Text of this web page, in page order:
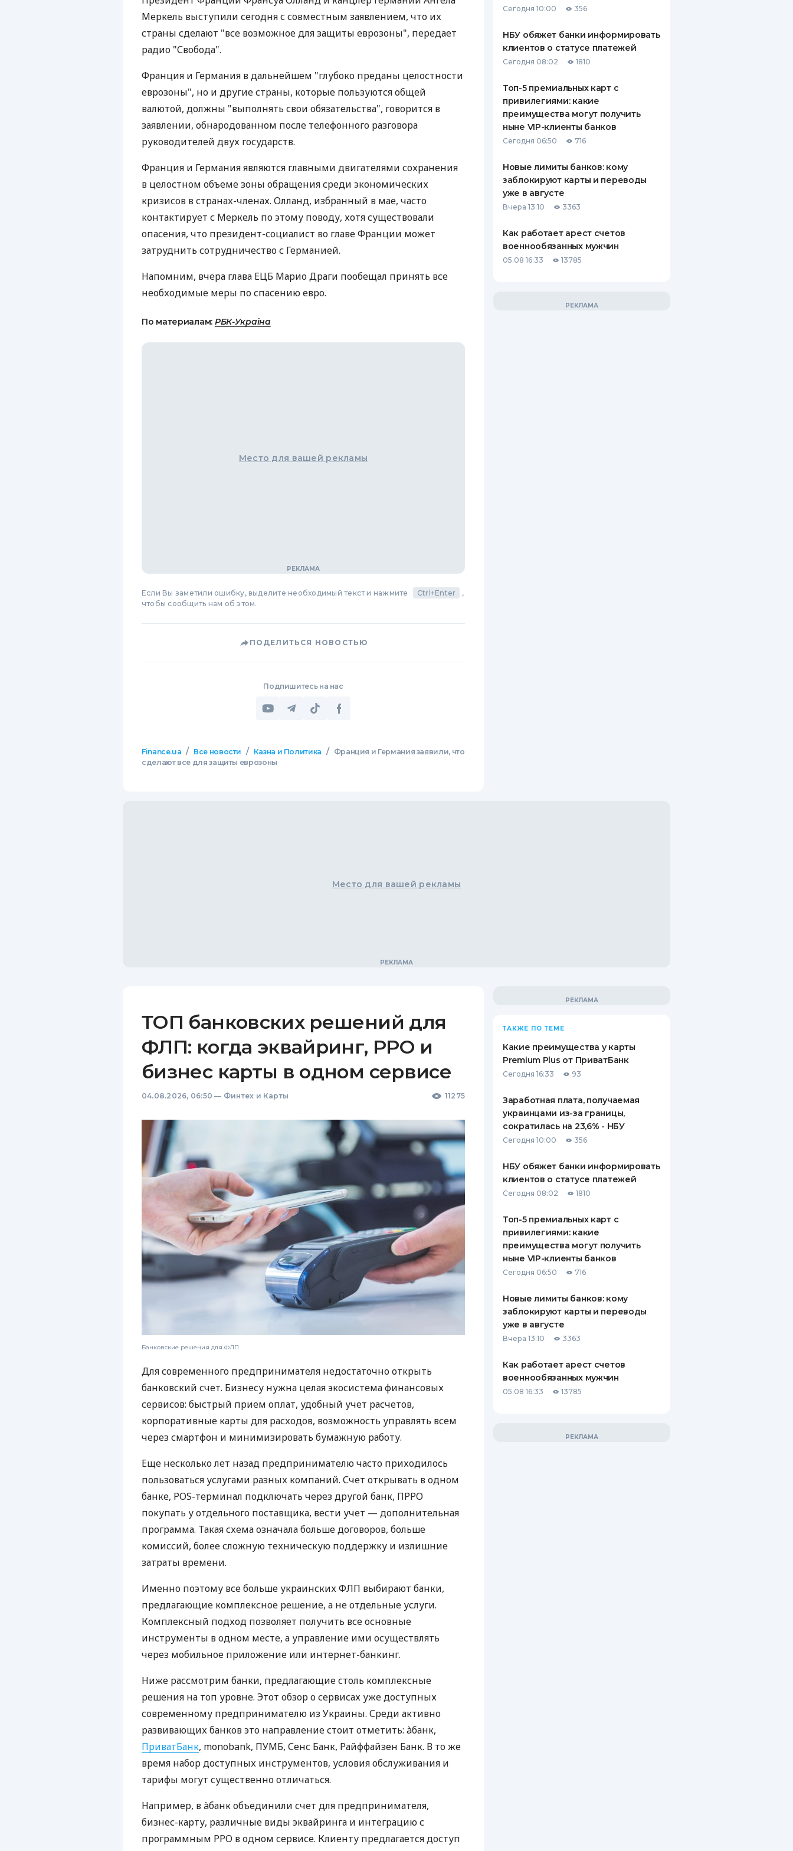
ЕЖЕМЕСЯЧНЫЙ ОБЗОР
КЕШБЭКА
СТРАХОВАНИЮ
ВСЕ СТРАХОВЫЕ ПОЛИСЫ
ОТЗЫВЫ О СТРАХОВЫХ
КОМПАНИЯХ
Меркель выступили сегодня с совместным заявлением, что их
страны сделают "все возможное для защиты еврозоны", передает
радио "Свобода".
Франция и Германия в дальнейшем "глубоко преданы целостности
еврозоны", но и другие страны, которые пользуются общей
валютой, должны "выполнять свои обязательства", говорится в
заявлении, обнародованном после телефонного разговора
руководителей двух государств.
Франция и Германия являются главными двигателями сохранения
в целостном объеме зоны обращения среди экономических
кризисов в странах-членах. Олланд, избранный в мае, часто
контактирует с Меркель по этому поводу, хотя существовали
опасения, что президент-социалист во главе Франции может
затруднить сотрудничество с Германией.
Напомним, вчера глава ЕЦБ Марио Драги пообещал принять все
необходимые меры по спасению евро.
По материалам: РБК-Україна
Место для вашей рекламы
Если Вы заметили ошибку, выделите необходимый текст и нажмите Ctrl+Enter
,
чтобы сообщить нам об этом.
ПОДЕЛИТЬСЯ НОВОСТЬЮ
Подпишитесь на нас
Finance.ua / Все новости / Казна и Политика /
Франция и Германия заявили, что
сделают все для защиты еврозоны
Сегодня 10:00 356
НБУ обяжет банки информировать
клиентов о статусе платежей
Сегодня 08:02 1810
Топ-5 премиальных карт с
привилегиями: какие
преимущества могут получить
ныне VIP-клиенты банков
Сегодня 06:50 716
Новые лимиты банков: кому
заблокируют карты и переводы
уже в августе
Вчера 13:10 3363
Как работает арест счетов
военнообязанных мужчин
05.08 16:33 13785
Место для вашей рекламы
ТОП банковских решений для
ФЛП: когда эквайринг, РРО и
бизнес карты в одном сервисе
04.08.2026, 06:50 — Финтех и Карты 11275
Банковские решения для ФЛП
Для современного предпринимателя недостаточно открыть
банковский счет. Бизнесу нужна целая экосистема финансовых
сервисов: быстрый прием оплат, удобный учет расчетов,
корпоративные карты для расходов, возможность управлять всем
через смартфон и минимизировать бумажную работу.
Еще несколько лет назад предпринимателю часто приходилось
пользоваться услугами разных компаний. Счет открывать в одном
банке, POS-терминал подключать через другой банк, ПРРО
покупать у отдельного поставщика, вести учет — дополнительная
программа. Такая схема означала больше договоров, больше
комиссий, более сложную техническую поддержку и излишние
затраты времени.
Именно поэтому все больше украинских ФЛП выбирают банки,
предлагающие комплексное решение, а не отдельные услуги.
Комплексный подход позволяет получить все основные
инструменты в одном месте, а управление ими осуществлять
через мобильное приложение или интернет-банкинг.
Ниже рассмотрим банки, предлагающие столь комплексные
решения на топ уровне. Этот обзор о сервисах уже доступных
современному предпринимателю из Украины. Среди активно
развивающих банков это направление стоит отметить: àбанк,
ПриватБанк, monobank, ПУМБ, Сенс Банк, Райффайзен Банк. В то же
время набор доступных инструментов, условия обслуживания и
тарифы могут существенно отличаться.
Например, в àбанк объединили счет для предпринимателя,
бизнес-карту, различные виды эквайринга и интеграцию с
программным РРО в одном сервисе. Клиенту предлагается доступ
ТАКЖЕ ПО ТЕМЕ
Какие преимущества у карты
Premium Plus от ПриватБанк
Сегодня 16:33 93
Заработная плата, получаемая
украинцами из-за границы,
сократилась на 23,6% - НБУ
Сегодня 10:00 356
НБУ обяжет банки информировать
клиентов о статусе платежей
Сегодня 08:02 1810
Топ-5 премиальных карт с
привилегиями: какие
преимущества могут получить
ныне VIP-клиенты банков
Сегодня 06:50 716
Новые лимиты банков: кому
заблокируют карты и переводы
уже в августе
Вчера 13:10 3363
Как работает арест счетов
военнообязанных мужчин
05.08 16:33 13785